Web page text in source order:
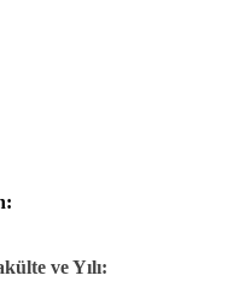
ve Yılı: